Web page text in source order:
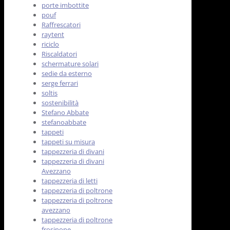
porte imbottite
pouf
Raffrescatori
raytent
riciclo
Riscaldatori
schermature solari
sedie da esterno
serge ferrari
soltis
sostenibilità
Stefano Abbate
stefanoabbate
tappeti
tappeti su misura
tappezzeria di divani
tappezzeria di divani
Avezzano
tappezzeria di letti
tappezzeria di poltrone
tappezzeria di poltrone
avezzano
tappezzeria di poltrone